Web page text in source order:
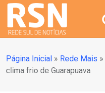
Página Inicial » Rede Mais »
clima frio de Guarapuava